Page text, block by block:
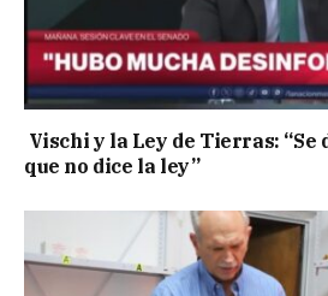
Vischi y la Ley de Tierras: “Se
que no dice la ley”